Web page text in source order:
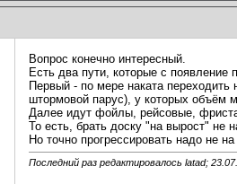
Вопрос конечно интересный.
Есть два пути, которые с
Первый - по мере наката
штормовой парус), у которых объём
Далее идут фойлы, рейсовые,
То есть, брать доску "на вырост" не
Но точно прогрессировать надо не
Последний раз редактировалось latad;